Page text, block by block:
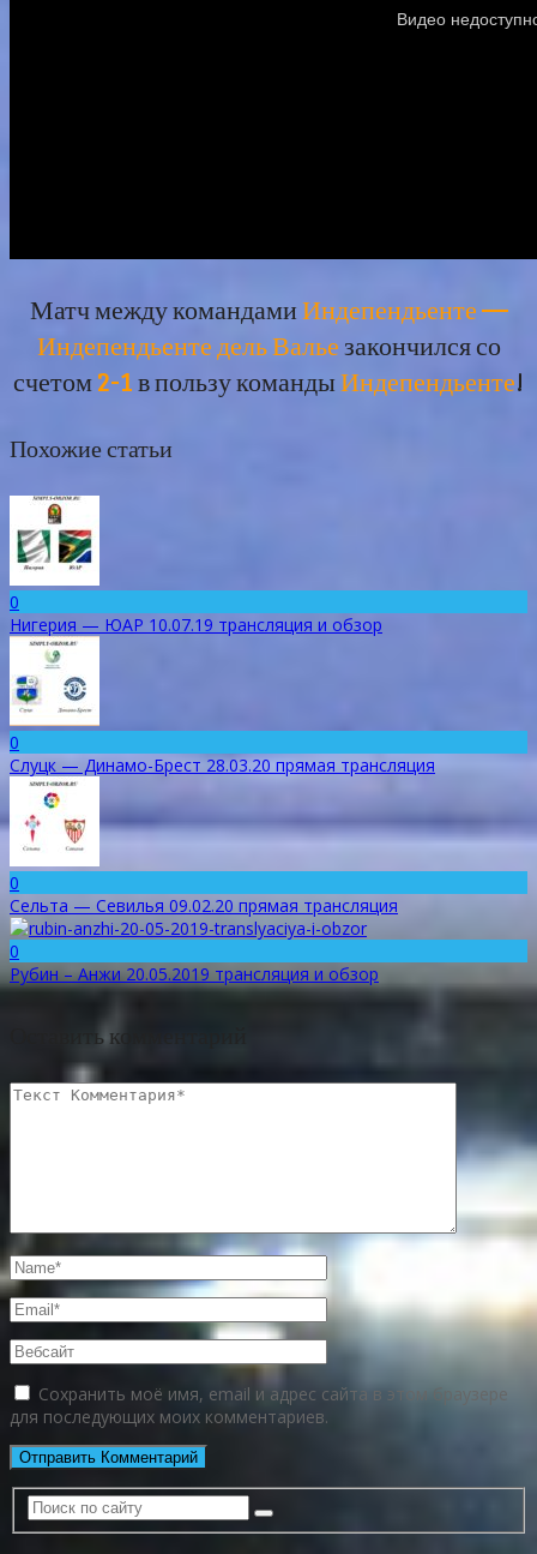
Матч между командамиИндепендьенте —
Индепендьенте дель Вальезакончился со
счетом2-1в пользу командыИндепендьенте!
Похожие статьи
0
Нигерия — ЮАР 10.07.19 трансляция и обзор
0
Слуцк — Динамо-Брест 28.03.20 прямая трансляция
0
Сельта — Севилья 09.02.20 прямая трансляция
0
Рубин – Анжи 20.05.2019 трансляция и обзор
Оставить комментарий
Сохранить моё имя, email и адрес сайта в этом браузере
для последующих моих комментариев.